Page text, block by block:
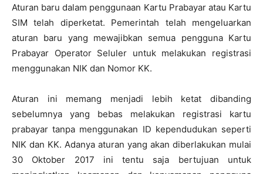
Aturan baru dalam penggunaan Kartu Prabayar atau Kartu
SIM telah diperketat. Pemerintah telah mengeluarkan
aturan baru yang mewajibkan semua pengguna Kartu
Prabayar Operator Seluler untuk melakukan registrasi
menggunakan NIK dan Nomor KK.
Aturan ini memang menjadi lebih ketat dibanding
sebelumnya yang bebas melakukan registrasi kartu
prabayar tanpa menggunakan ID kependudukan seperti
NIK dan KK. Adanya aturan yang akan diberlakukan mulai
30 Oktober 2017 ini tentu saja bertujuan untuk